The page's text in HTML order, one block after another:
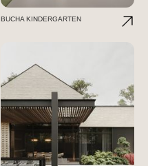
BUCHA KINDERGARTEN